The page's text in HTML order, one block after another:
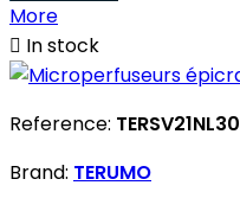
More
 In stock
Reference: TERSV21NL30
Brand: TERUMO